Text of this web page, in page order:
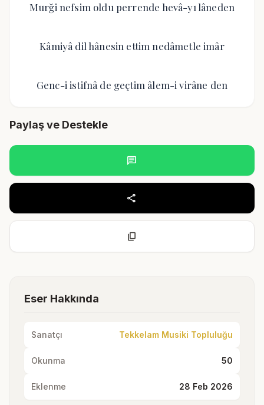
Murği nefsim oldu perrende hevâ-yı lâneden
Kâmiyâ dil hânesin ettim nedâmetle imâr
Genc-i istifnâ de geçtim âlem-i virâne den
Paylaş ve Destekle
chat
share
content_copy
Eser Hakkında
Sanatçı Tekkelam Musiki Topluluğu
Okunma 50
Eklenme 28 Feb 2026